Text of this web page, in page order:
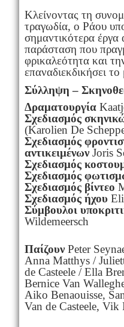
Κλείνοντας τη
τραγωδία, ο Ράου
σημαντικότερα έργα
παράσταση που
φρικαλεότητα και
επαναδιεκδικήσει
Σύλληψη –
Δραματουργία
Σχεδιασμός
(Karolien De
Σχεδιασμός
αντικειμένωνJoris
Σχεδιασμός
Σχεδιασμός
Σχεδιασμός βίντεο
Σχεδιασμός ήχου
Σύμβουλοι
Wildemeersch
ΠαίζουνPeter
Anna Matthys /
de Casteele / Ella
Bernice Van
Aiko Benaouisse,
Van de Casteele,